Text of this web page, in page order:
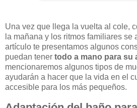
Una vez que llega la vuelta al cole,
la mañana y los ritmos familiares se
artículo te presentamos algunos
puedan tener todo a mano para su
mencionaremos algunos tipos de
ayudarán a hacer que la vida en el
accesible para los más pequeños.